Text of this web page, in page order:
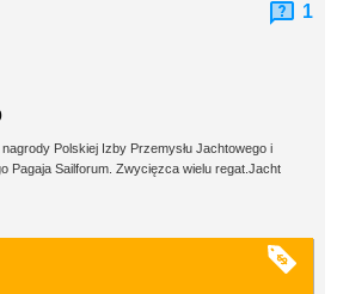
1
Polskiej Izby Przemysłu Jachtowego i
Pagaja Sailforum. Zwycięzca wielu regat.Jacht